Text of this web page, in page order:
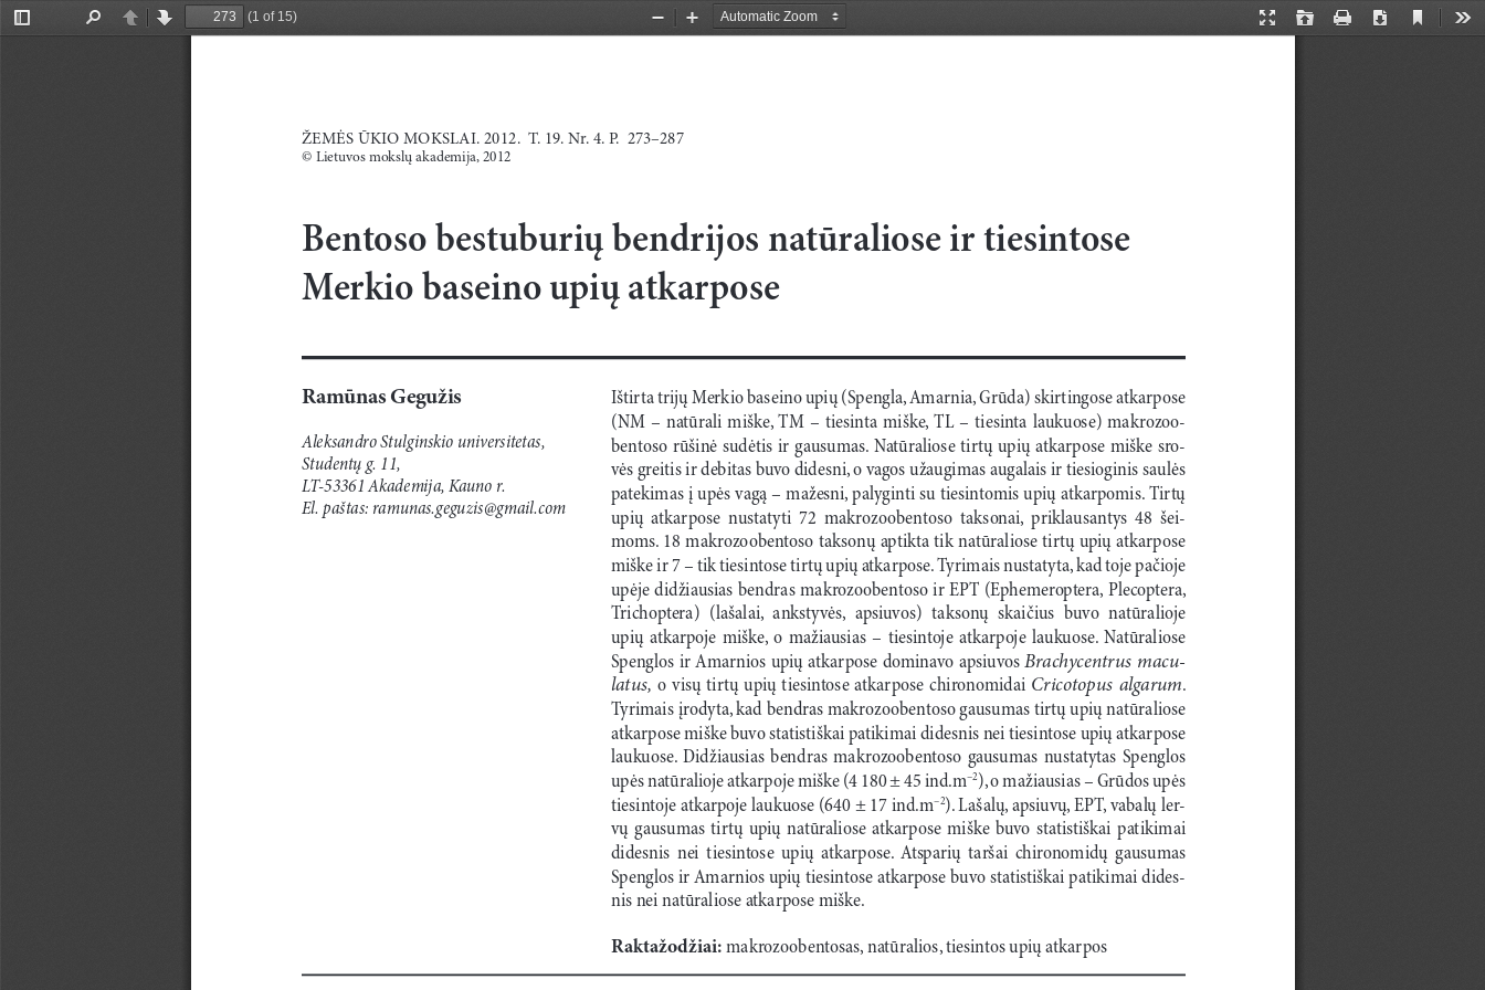
Toggle
PreviousNext
(1 of 15)
Presentation
Open Print Download
Current
Zoom
Zoom
ŽEMĖS ŪKIO MOKSLAI. 2012.  T. 19. Nr. 4. P.  273–287
© L ietuvos mokslų akademija, 2012
Bentoso bestuburių bendrijos natūraliose ir tiesintose
Merkio baseino upių atkarpose
Ramūnas Gegužis
Aleksandro Stulginskio universitetas,
Studentų g. 11,
LT-53361 Akademija, Kauno r.
El. paštas: ramunas.geguzis@gmail.com
Ištirta trijų Merkio baseino upių (Spengla, Amarnia, Grūda) skirtingose atkarpose
(NM  –  natūrali  miške,  TM  –  tiesinta  miške,  TL  –  tiesinta  laukuose)  makrozoo�
bentoso  rūšinė  sudėtis  ir  gausumas.  Natūraliose  tirtų  upių  atkarpose  miške  sro�
vės greitis ir debitas buvo didesni, o vagos užaugimas augalais ir tiesioginis saulės
patekimas į upės vagą – mažesni, palyginti su tiesintomis upių atkarpomis. Tirtų
upių  atkarpose  nustatyti  72  makrozoobentoso  taksonai,  priklausantys  48  šei�
moms. 18 makrozoobentoso taksonų aptikta tik natūraliose tirtų upių atkarpose
miške ir 7 – tik tiesintose tirtų upių atkarpose. Tyrimais nustatyta, kad toje pačioje
upėje didžiausias bendras makrozoobentoso ir EPT (Ephemeroptera, Plecoptera,
Trichoptera)  (lašalai,  ankstyvės,  apsiuvos)  taksonų  skaičius  buvo  natūralioje
upių  atkarpoje  miške,  o  mažiausias  –  tiesintoje  atkarpoje  laukuose.  Natūraliose
Spenglos ir Amarnios upių atkarpose dominavo apsiuvos Brachycentrus macu-
latus,
  o  visų  tirtų  upių  tiesintose  atkarpose  chironomidai
Cricotopus  algarum
Tyrimais įrodyta, kad bendras makrozoobentoso gausumas tirtų upių natūraliose
atkarpose miške buvo statistiškai patikimai didesnis nei tiesintose upių atkarpose
laukuose.  Didžiausias  bendras  makrozoobentoso  gausumas  nustatytas  Spenglos
upės natūralioje atkarpoje miške (4 180 ± 45 ind.m–2), o mažiausias – Grūdos upės
tiesintoje atkarpoje laukuose (640 ± 17 ind.m–2). Lašalų, apsiuvų, EPT, vabalų ler�
vų  gausumas  tirtų  upių  natūraliose  atkarpose  miške  buvo  statistiškai  patikimai
didesnis  nei  tiesintose  upių  atkarpose.  Atsparių  taršai  chironomidų  gausumas
Spenglos ir Amarnios upių tiesintose atkarpose buvo statistiškai patikimai dides�
nis nei natūraliose atkarpose miške.
Raktažodžiai: makrozoobentosas, natūralios, tiesintos upių atkarpos